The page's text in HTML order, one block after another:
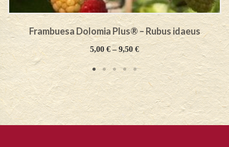
Frambuesa Dolomia Plus® – Rubus idaeus
5,00€–9,50 €